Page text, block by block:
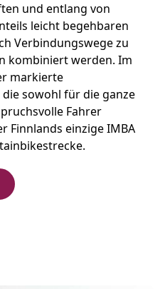
und entlang von
leicht begehbaren
Verbindungswege zu
kombiniert werden. Im
markierte
sowohl für die ganze
Fahrer
Finnlands einzige IMBA